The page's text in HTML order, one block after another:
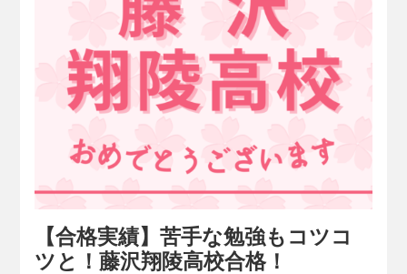
【合格実績】苦手な勉強もコツコ
ツと！藤沢翔陵高校合格！